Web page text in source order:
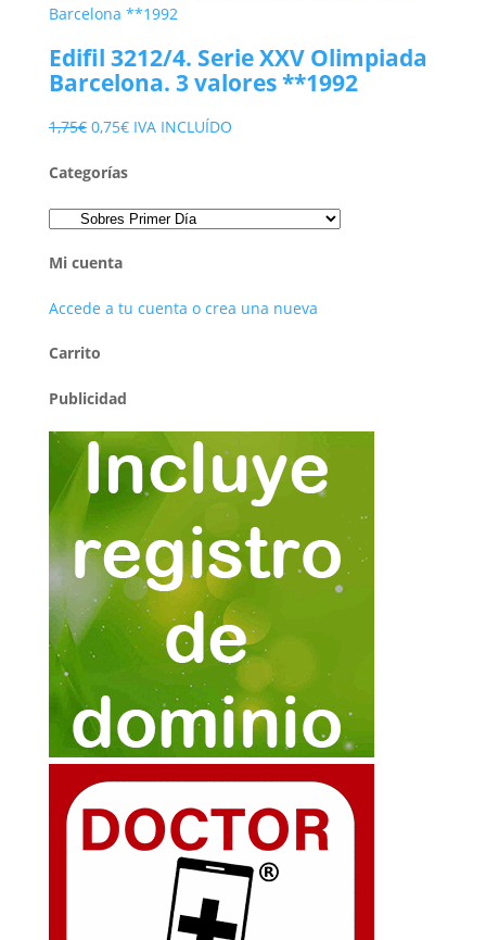
original
0,60€.
actual
0,20€.
Edifil 3212/4. Serie XXV Olimpiada
Barcelona. 3 valores **1992
1,75€ El
original
1,75€.
0,75€El
actual
0,75€.
IVA INCLUÍDO
Categorías
Mi cuenta
Accede a tu cuenta o crea una nueva
Carrito
Publicidad